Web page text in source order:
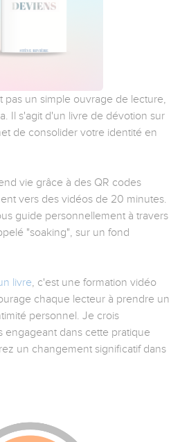
pas un simple ouvrage de lecture,
Il s'agit d'un livre de dévotion sur
de consolider votre identité en
vie grâce à des QR codes
vers des vidéos de 20 minutes.
guide personnellement à travers
"soaking", sur un fond
livre, c'est une formation vidéo
chaque lecteur à prendre un
personnel. Je crois
dans cette pratique
un changement significatif dans